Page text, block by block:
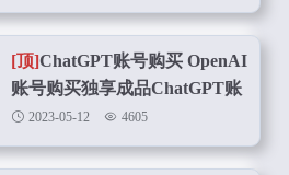
[顶]ChatGPT账号购买 OpenAI
账号购买独享成品ChatGPT账
号在线购买
2023-05-12 4605